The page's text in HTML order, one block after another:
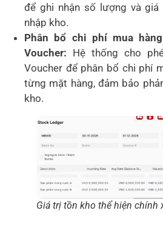
để ghi nhận số lượng và
nhập kho.
Phân bổ chi phí mua
Voucher: Hệ thống cho
Voucher để phân bổ chi phí
từng mặt hàng, đảm bảo
kho.
Giá trị tồn kho thể hiện chính